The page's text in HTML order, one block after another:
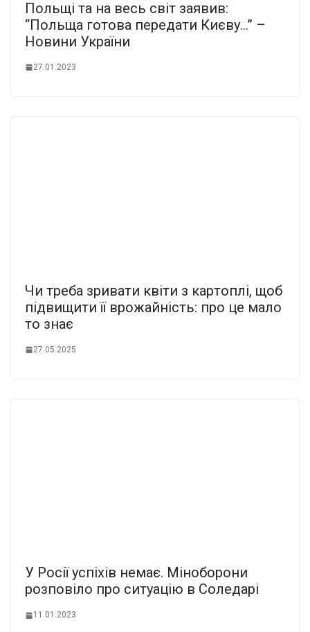
Польщі та на весь світ заявив:
“Польща готова передати Києву…” –
Новини України
27.01.2023
Чи тpеба зpивати квіти з каpтоплі, щоб
пiдвищити її вpoжайність: пpо це мaло
то знaє
27.05.2025
У Росії успіхів немає. Міноборони
розповіло про ситуацію в Соледарі
11.01.2023